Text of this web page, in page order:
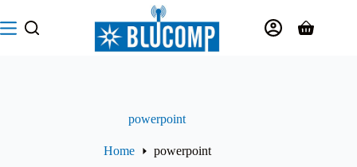
al
contenuto
Carrello
powerpoint
Home powerpoint